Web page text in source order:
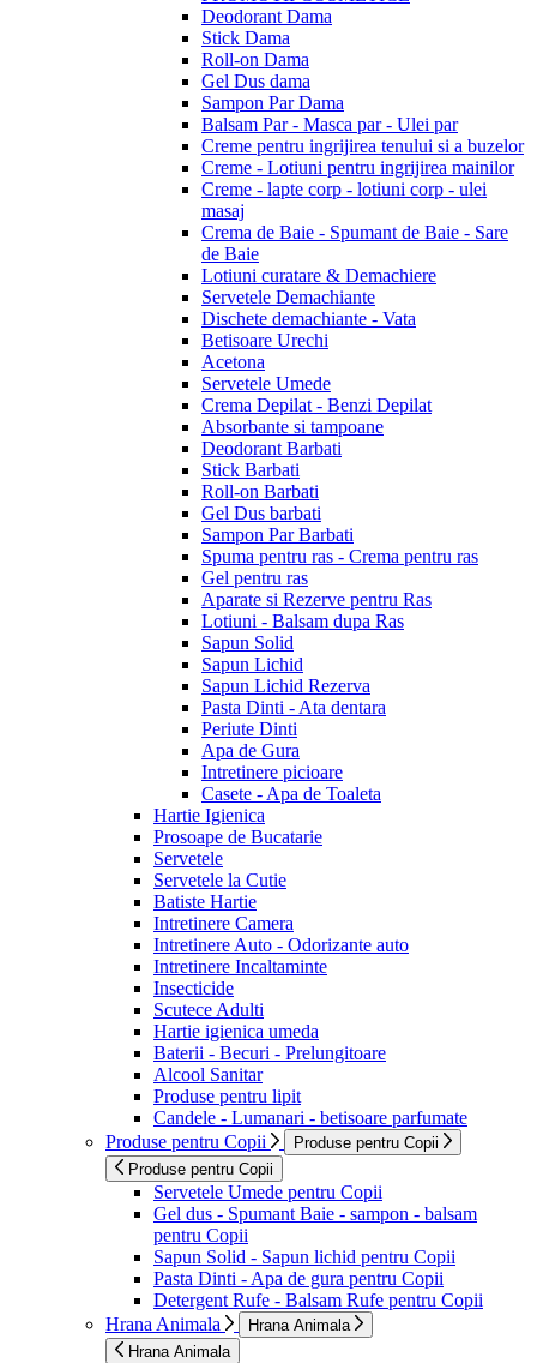
Deodorant Dama
Stick Dama
Roll-on Dama
Gel Dus dama
Sampon Par Dama
Balsam Par - Masca par - Ulei par
Creme pentru ingrijirea tenului si a buzelor
Creme - Lotiuni pentru ingrijirea mainilor
Creme - lapte corp - lotiuni corp - ulei
masaj
Crema de Baie - Spumant de Baie - Sare
de Baie
Lotiuni curatare & Demachiere
Servetele Demachiante
Dischete demachiante - Vata
Betisoare Urechi
Acetona
Servetele Umede
Crema Depilat - Benzi Depilat
Absorbante si tampoane
Deodorant Barbati
Stick Barbati
Roll-on Barbati
Gel Dus barbati
Sampon Par Barbati
Spuma pentru ras - Crema pentru ras
Gel pentru ras
Aparate si Rezerve pentru Ras
Lotiuni - Balsam dupa Ras
Sapun Solid
Sapun Lichid
Sapun Lichid Rezerva
Pasta Dinti - Ata dentara
Periute Dinti
Apa de Gura
Intretinere picioare
Casete - Apa de Toaleta
Hartie Igienica
Prosoape de Bucatarie
Servetele
Servetele la Cutie
Batiste Hartie
Intretinere Camera
Intretinere Auto - Odorizante auto
Intretinere Incaltaminte
Insecticide
Scutece Adulti
Hartie igienica umeda
Baterii - Becuri - Prelungitoare
Alcool Sanitar
Produse pentru lipit
Candele - Lumanari - betisoare parfumate
Produse pentru Copii
Produse pentru Copii
Produse pentru Copii
Servetele Umede pentru Copii
Gel dus - Spumant Baie - sampon - balsam
pentru Copii
Sapun Solid - Sapun lichid pentru Copii
Pasta Dinti - Apa de gura pentru Copii
Detergent Rufe - Balsam Rufe pentru Copii
Hrana Animala
Hrana Animala
Hrana Animala